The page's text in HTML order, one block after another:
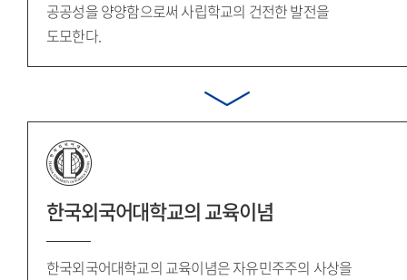
공공성을 양양함으로써 사립학교의 건전한 발전을
도모한다.
한국외국어대학교의교육이념
한국외국어대학교의 교육이념은 자유민주주의 사상을